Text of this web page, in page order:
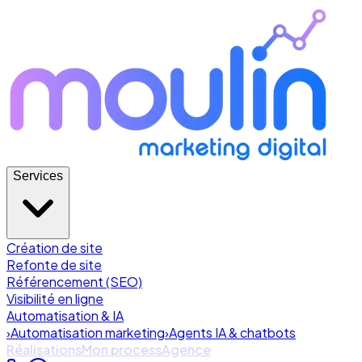
Services
Création de site
Refonte de site
Référencement (SEO)
Visibilité en ligne
Automatisation & IA
›Automatisation marketing›Agents IA & chatbots
RéalisationsMon processAgence